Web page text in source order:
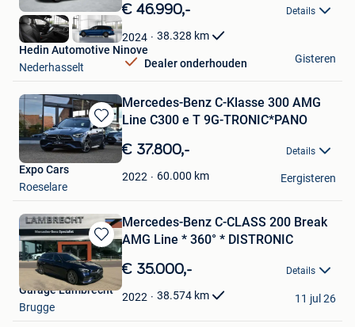
Mijn
Favorieten
€ 46.990,- Details
2024 38.328 km
Dealer onderhouden
Hedin Automotive Ninove
Nederhasselt
Gisteren
Bewaren
in
Mijn
Favorieten
Mercedes-Benz C-Klasse 300 AMG
Line C300 e T 9G-TRONIC*PANO
€ 37.800,- Details
2022 60.000 km
Expo Cars
Roeselare
Eergisteren
Bewaren
in
Mijn
Favorieten
Mercedes-Benz C-CLASS 200 Break
AMG Line * 360° * DISTRONIC
€ 35.000,- Details
2022 38.574 km
Garage Lambrecht
Brugge
11 jul 26